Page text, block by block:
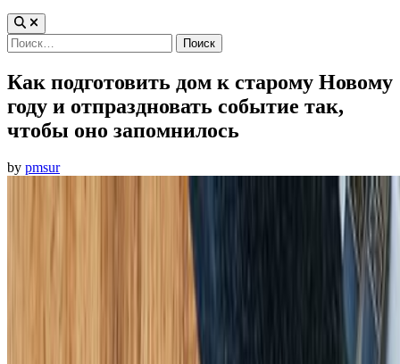
Найти:
Как подготовить дом к старому Новому
году и отпраздновать событие так,
чтобы оно запомнилось
by pmsur